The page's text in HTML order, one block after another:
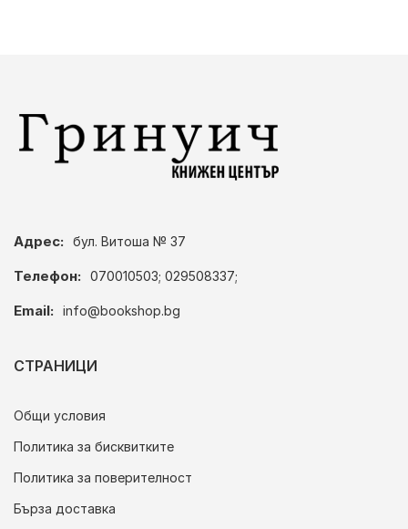
Адрес: бул. Витоша № 37
Телефон: 070010503; 029508337;
Email: info@bookshop.bg
СТРАНИЦИ
Общи условия
Политика за бисквитките
Политика за поверителност
Бърза доставка